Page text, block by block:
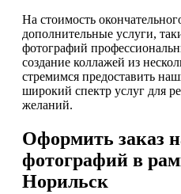
На стоимость
дополнительные услуги,
фотографий
создание коллажей из
стремимся предоставить
широкий спектр услуг для
желаний.
Оформить заказ
фотографий в
Норильск